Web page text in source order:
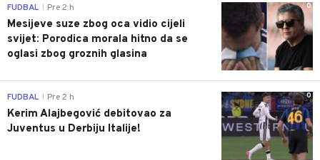
0
FUDBAL Pre 2 h
Mesijeve suze zbog oca vidio cijeli
svijet: Porodica morala hitno da se
oglasi zbog groznih glasina
0
FUDBAL Pre 2 h
Kerim Alajbegović debitovao za
Juventus u Derbiju Italije!